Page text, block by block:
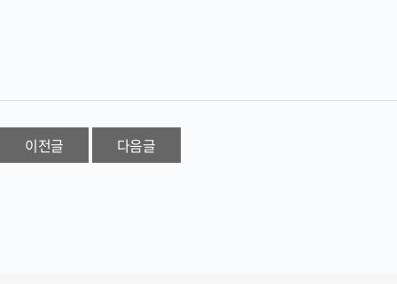
이전글 다음글